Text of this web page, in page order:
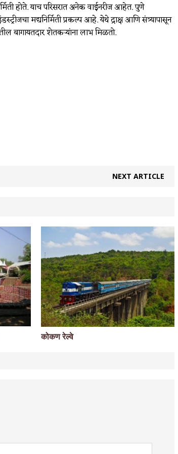
होते. याच परिसरात अनेक वाईनरीज आहेत. पुणे
मद्यनिर्मिती प्रकल्प आहे. येथे द्राक्ष आणि संत्र्यापासून
बागायतदार शेतकर्‍यांना लाभ मिळतो.
NEXT ARTICLE
कोकण रेल्वे